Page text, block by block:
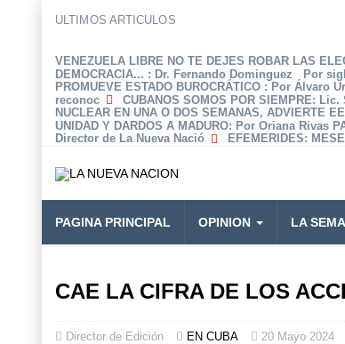
ULTIMOS ARTICULOS
VENEZUELA LIBRE NO TE DEJES ROBAR LAS
DEMOCRACIA... : Dr. Fernando Dominguez Por
PROMUEVE ESTADO BUROCRÁTICO : Por Álvaro
reconoc
CUBANOS SOMOS POR SIEMPRE: Lic.
NUCLEAR EN UNA O DOS SEMANAS, ADVIERTE
UNIDAD Y DARDOS A MADURO: Por Oriana Rivas
Director de La Nueva Nació
EFEMERIDES:
PAGINA PRINCIPAL OPINION LA
CAE LA CIFRA DE LOS
Director de Edición EN CUBA 20 Mayo 2024